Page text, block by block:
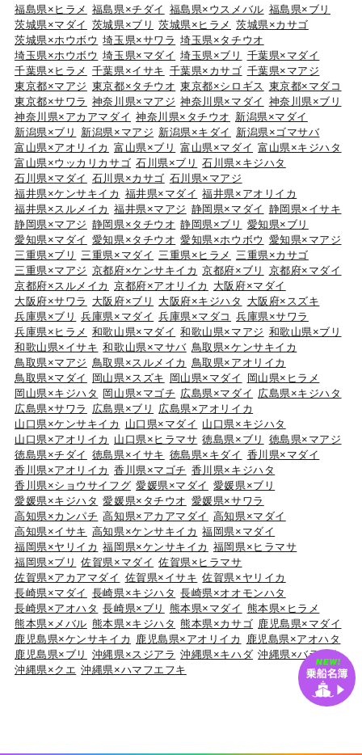
福島県×ヒラメ 福島県×チダイ 福島県×ウスメバル 福島県×ブリ
茨城県×マダイ 茨城県×ブリ 茨城県×ヒラメ
茨城県×カサゴ
茨城県×ホウボウ 埼玉県×サワラ 埼玉県×タチウオ
埼玉県×ホウボウ 埼玉県×マダイ 埼玉県×ブリ
千葉県×マダイ
千葉県×ヒラメ 千葉県×イサキ 千葉県×カサゴ 千葉県×マアジ
東京都×マアジ 東京都×タチウオ 東京都×シロギス 東京都×マダコ
東京都×サワラ 神奈川県×マアジ 神奈川県×マダイ 神奈川県×ブリ
神奈川県×アカアマダイ 神奈川県×タチウオ 新潟県×マダイ
新潟県×ブリ
新潟県×マアジ 新潟県×キダイ
新潟県×ゴマサバ
富山県×アオリイカ 富山県×ブリ 富山県×マダイ 富山県×キジハタ
富山県×ウッカリカサゴ 石川県×ブリ
石川県×キジハタ
石川県×マダイ 石川県×カサゴ 石川県×マアジ
福井県×ケンサキイカ 福井県×マダイ 福井県×アオリイカ
福井県×スルメイカ 福井県×マアジ 静岡県×マダイ 静岡県×イサキ
静岡県×マアジ 静岡県×タチウオ 静岡県×ブリ
愛知県×ブリ
愛知県×マダイ 愛知県×タチウオ 愛知県×ホウボウ 愛知県×マアジ
三重県×ブリ
三重県×マダイ 三重県×ヒラメ
三重県×カサゴ
三重県×マアジ 京都府×ケンサキイカ 京都府×ブリ
京都府×マダイ
京都府×スルメイカ 京都府×アオリイカ
大阪府×マダイ
大阪府×サワラ
大阪府×ブリ 大阪府×キジハタ
大阪府×スズキ
兵庫県×ブリ
兵庫県×マダイ 兵庫県×マダコ
兵庫県×サワラ
兵庫県×ヒラメ 和歌山県×マダイ 和歌山県×マアジ 和歌山県×ブリ
和歌山県×イサキ 和歌山県×マサバ 鳥取県×ケンサキイカ
鳥取県×マアジ 鳥取県×スルメイカ 鳥取県×アオリイカ
鳥取県×マダイ
岡山県×スズキ 岡山県×マダイ
岡山県×ヒラメ
岡山県×キジハタ
岡山県×マゴチ 広島県×マダイ 広島県×キジハタ
広島県×サワラ
広島県×ブリ
広島県×アオリイカ
山口県×ケンサキイカ
山口県×マダイ 山口県×キジハタ
山口県×アオリイカ
山口県×ヒラマサ 徳島県×ブリ
徳島県×マアジ
徳島県×チダイ 徳島県×イサキ 徳島県×キダイ 香川県×マダイ
香川県×アオリイカ 香川県×マゴチ 香川県×キジハタ
香川県×ショウサイフグ 愛媛県×マダイ 愛媛県×ブリ
愛媛県×キジハタ 愛媛県×タチウオ 愛媛県×サワラ
高知県×カンパチ 高知県×アカアマダイ 高知県×マダイ
高知県×イサキ 高知県×ケンサキイカ 福岡県×マダイ
福岡県×ヤリイカ 福岡県×ケンサキイカ 福岡県×ヒラマサ
福岡県×ブリ
佐賀県×マダイ 佐賀県×ヒラマサ
佐賀県×アカアマダイ 佐賀県×イサキ 佐賀県×ヤリイカ
長崎県×マダイ 長崎県×キジハタ 長崎県×オオモンハタ
長崎県×アオハタ 長崎県×ブリ 熊本県×マダイ 熊本県×ヒラメ
熊本県×メバル 熊本県×キジハタ 熊本県×カサゴ 鹿児島県×マダイ
鹿児島県×ケンサキイカ 鹿児島県×アオリイカ
鹿児島県×アオハタ
鹿児島県×ブリ
沖縄県×スジアラ 沖縄県×キハダ 沖縄県×バラハタ
沖縄県×クエ 沖縄県×ハマフエフキ